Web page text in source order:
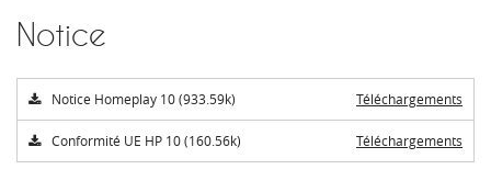
Notice
Notice Homeplay 10 (933.59k) Téléchargements
Conformité UE HP 10 (160.56k) Téléchargements